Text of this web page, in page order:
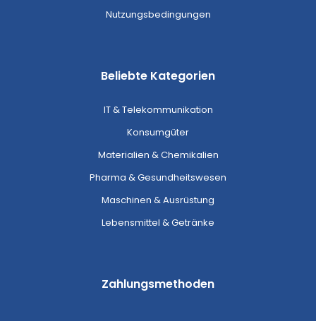
Nutzungsbedingungen
Beliebte Kategorien
IT & Telekommunikation
Konsumgüter
Materialien & Chemikalien
Pharma & Gesundheitswesen
Maschinen & Ausrüstung
Lebensmittel & Getränke
Zahlungsmethoden